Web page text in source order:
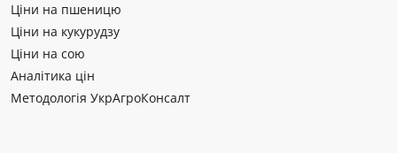
Ціни на пшеницю
Ціни на кукурудзу
Ціни на сою
Аналітика цін
Методологія УкрАгроКонсалт